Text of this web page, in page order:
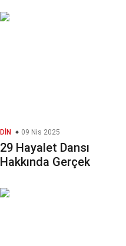
DIN 09 Nis 2025
29 Hayalet Dansı
Hakkında Gerçek